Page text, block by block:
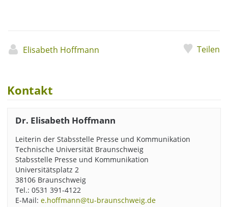
Elisabeth Hoffmann Teilen
Kontakt
Dr. Elisabeth Hoffmann
Leiterin der Stabsstelle Presse und Kommunikation
Technische Universität Braunschweig
Stabsstelle Presse und Kommunikation
Universitätsplatz 2
38106 Braunschweig
Tel.: 0531 391-4122
E-Mail: e.hoffmann@tu-braunschweig.de